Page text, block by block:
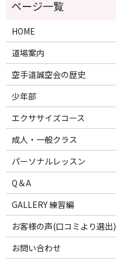
HOME
道場案内
空手道誠空会の歴史
少年部
エクササイズコース
成人・一般クラス
パーソナルレッスン
Q＆A
GALLERY 練習編
お客様の声(口コミより選出)
お問い合わせ